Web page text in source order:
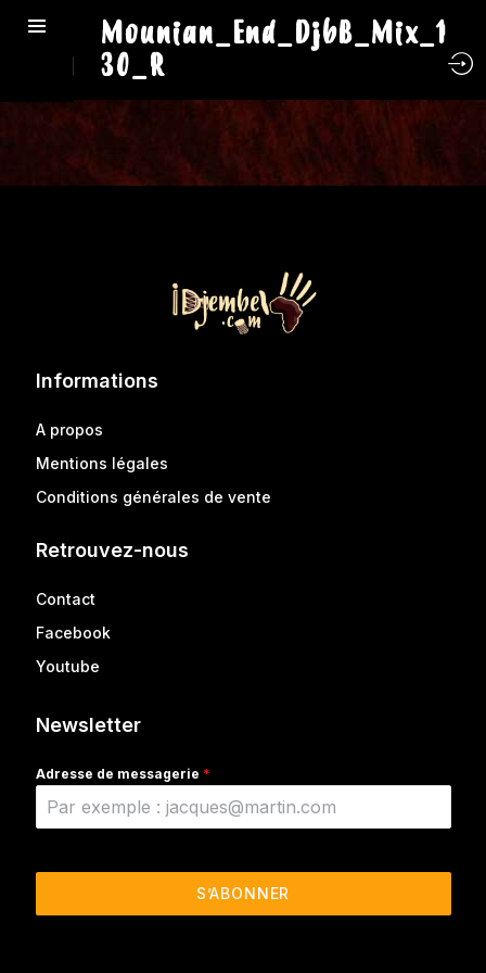
Mounian_End_DjbB_Mix_1
30_R
Informations
A propos
Mentions légales
Conditions générales de vente
Retrouvez-nous
Contact
Facebook
Youtube
Newsletter
Adresse de messagerie *
S’ABONNER